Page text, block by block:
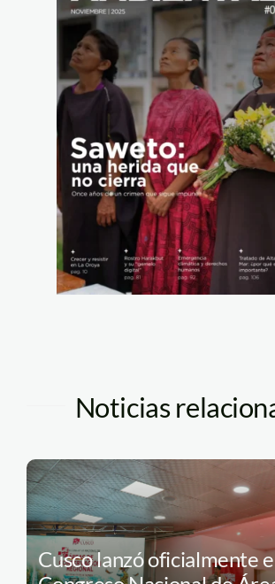
Noticias
Cusco lanzó oficialmente